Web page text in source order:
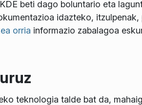
beti dago boluntario eta
idazteko,
orria informazio zabalagoa
teknologia talde bat da,